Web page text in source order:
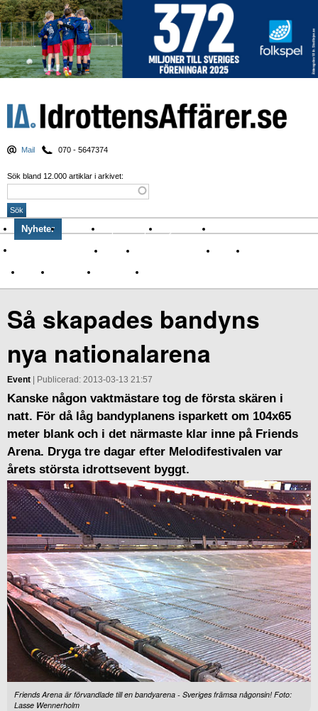
Mail 070 - 5647374
Sök bland 12.000 artiklar i arkivet:
Nyheter Krönikor Sport & spel Nyhetsbrev
Om Idrottens Affärer
Affärer I spåren av Corona Arena
Namn Sponsring TV-nyheter
Så skapades bandyns
nya nationalarena
Event | Publicerad: 2013-03-13 21:57
Kanske någon vaktmästare tog de första skären i
natt. För då låg bandyplanens isparkett om 104x65
meter blank och i det närmaste klar inne på Friends
Arena. Dryga tre dagar efter Melodifestivalen var
årets största idrottsevent byggt.
Friends Arena är förvandlade till en bandyarena - Sveriges främsa någonsin! Foto:
Lasse Wennerholm